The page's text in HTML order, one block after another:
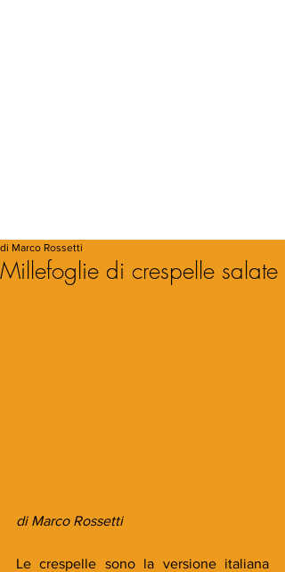
Millefoglie di crespelle salate
di Marco Rossetti
di Marco Rossetti
Le crespelle sono la versione italiana